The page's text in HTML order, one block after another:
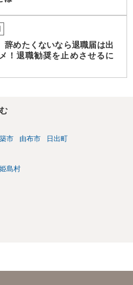
辞めたくないなら退職届は出
！退職勧奨を止めさせるに
市 由布市 日出町
姫島村